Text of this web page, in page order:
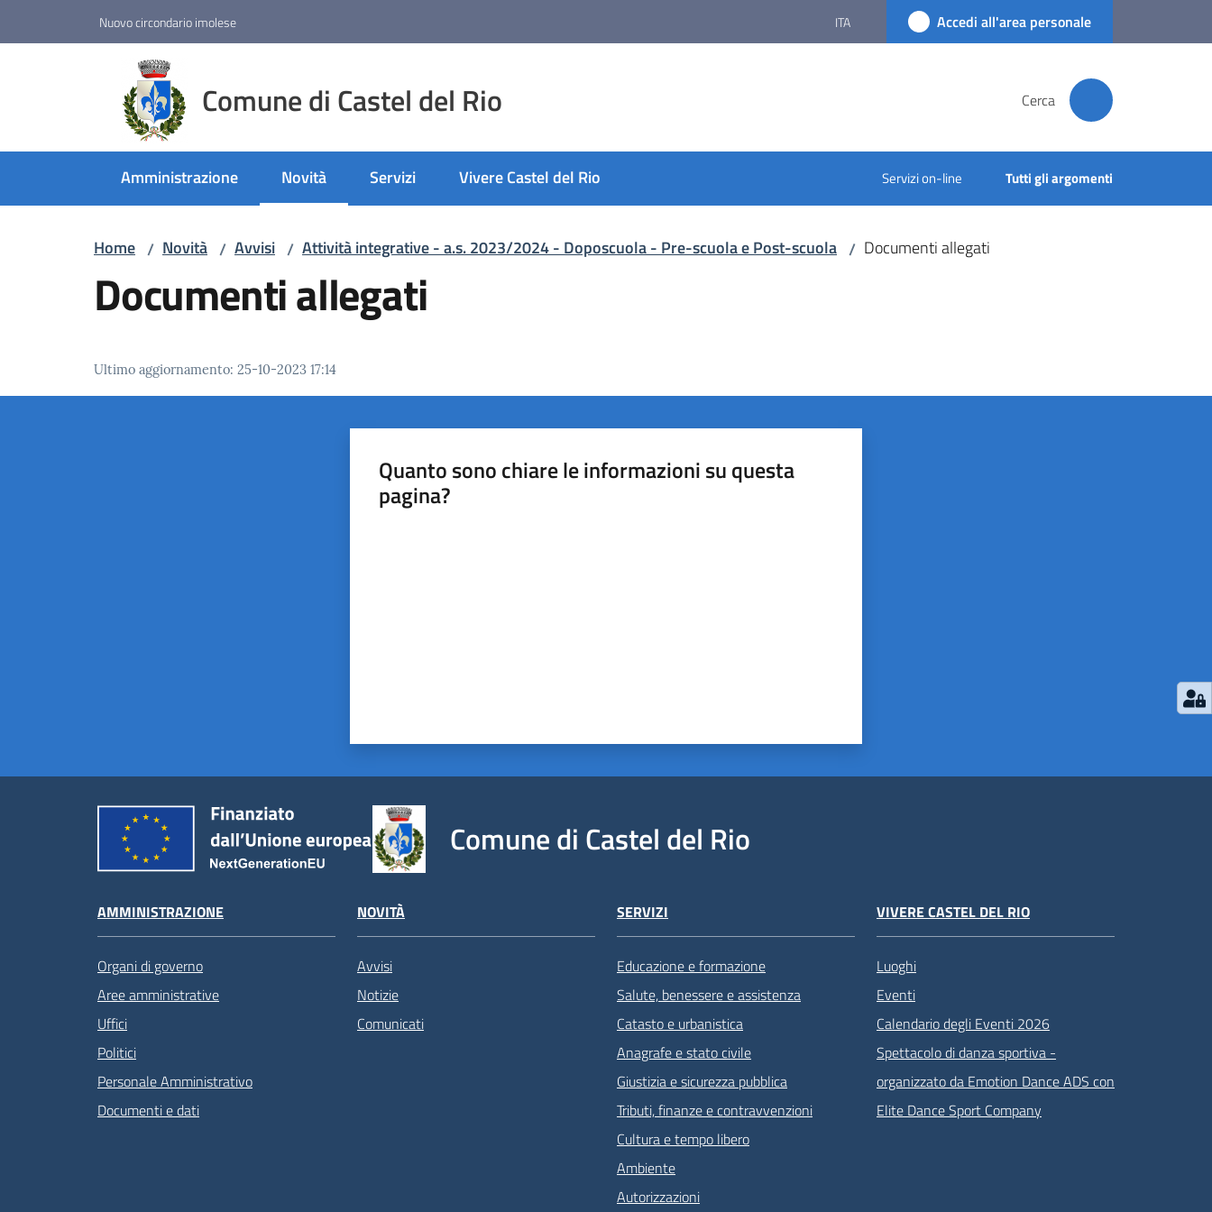
Nuovo circondario imolese ITA Accedi all'area personale
Comune di Castel del Rio Cerca
Amministrazione Novità
Menu selezionato
Servizi Vivere Castel del Rio Servizi on-line Tutti gli argomenti
Home / Novità / Avvisi / Attività integrative - a.s. 2023/2024 - Doposcuola - Pre-scuola e Post-scuola / Documenti allegati
Documenti allegati
Ultimo aggiornamento: 25-10-2023 17:14
Quanto sono chiare le informazioni su questa
pagina?
Comune di Castel del Rio
AMMINISTRAZIONE
Organi di governo
Aree amministrative
Uffici
Politici
Personale Amministrativo
Documenti e dati
NOVITÀ
Avvisi
Notizie
Comunicati
SERVIZI
Educazione e formazione
Salute, benessere e assistenza
Catasto e urbanistica
Anagrafe e stato civile
Giustizia e sicurezza pubblica
Tributi, finanze e contravvenzioni
Cultura e tempo libero
Ambiente
Autorizzazioni
VIVERE CASTEL DEL RIO
Luoghi
Eventi
Calendario degli Eventi 2026
Spettacolo di danza sportiva -
organizzato da Emotion Dance ADS con
Elite Dance Sport Company